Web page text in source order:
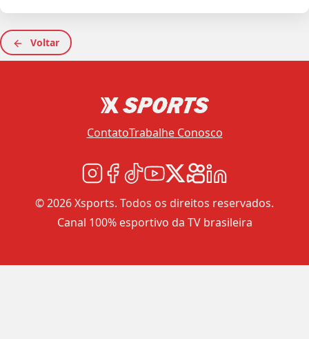
Voltar
ContatoTrabalhe Conosco
© 2026 Xsports. Todos os direitos reservados.
Canal 100% esportivo da TV brasileira